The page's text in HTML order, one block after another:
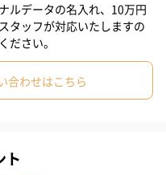
％天然素材による入浴剤
ずつ加えて下さい。20分以
て頂くのがオススメです。
ルデータの名入れ、10万円
タッフが対応いたしますの
ださい。
合わせはこちら
ト